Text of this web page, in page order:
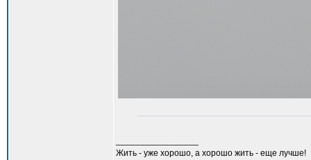
Жить - уже хорошо, а хорошо жить - еще лучше!